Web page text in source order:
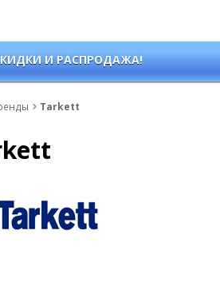
И РАСПРОДАЖА!
Tarkett